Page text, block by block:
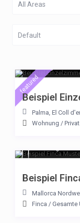
All Areas
Default
featured
Beispiel
Palma, El Coll
Wohnung /
Beispiel
Mallorca
Finca / Gesamte